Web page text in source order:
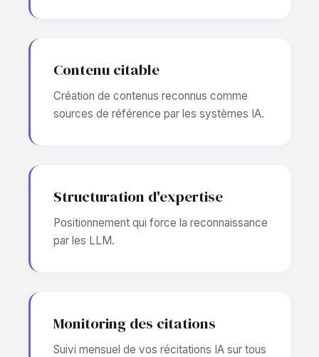
Contenu citable
Création de contenus reconnus comme
sources de référence par les systèmes IA.
Structuration d'expertise
Positionnement qui force la reconnaissance
par les LLM.
Monitoring des citations
Suivi mensuel de vos récitations IA sur tous